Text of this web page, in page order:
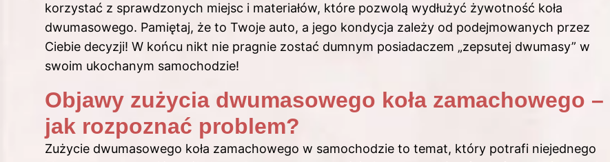
korzystać z sprawdzonych miejsc i materiałów, które pozwolą wydłużyć żywotność koła
dwumasowego. Pamiętaj, że to Twoje auto, a jego kondycja zależy od podejmowanych przez
Ciebie decyzji! W końcu nikt nie pragnie zostać dumnym posiadaczem „zepsutej dwumasy” w
swoim ukochanym samochodzie!
Objawy zużycia dwumasowego koła zamachowego –
jak rozpoznać problem?
Zużycie dwumasowego koła zamachowego w samochodzie to temat, który potrafi niejednego